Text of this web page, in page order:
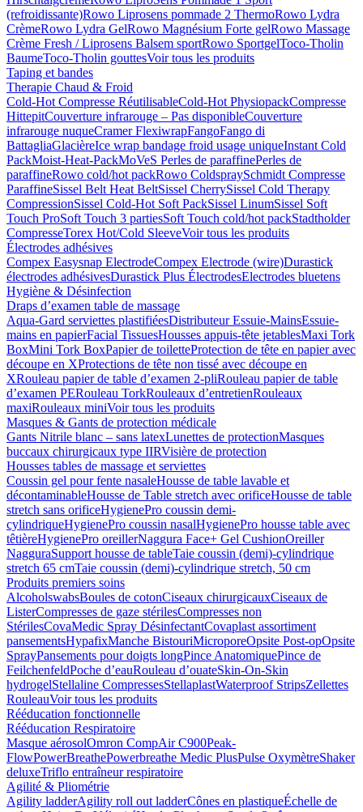
(refroidissante)Rowo Liprosens pommade 2 ThermoRowo Lydra
CrèmeRowo Lydra GelRowo Magnésium Forte gelRowo Massage
Crème Fresh / Liprosens Balsem sportRowo SportgelToco-Tholin
BaumeToco-Tholin gouttesVoir tous les produits
Taping et bandes
Therapie Chaud & Froid
Cold-Hot Compresse RéutilisableCold-Hot PhysiopackCompresse
HittepitCouverture infrarouge – Pas disponibleCouverture
infrarouge nuqueCramer FlexiwrapFangoFango di
BattagliaGlacièreIce wrap bandage froid usage uniqueInstant Cold
PackMoist-Heat-PackMoVeS Perles de paraffinePerles de
paraffineRowo cold/hot packRowo ColdspraySchmidt Compresse
ParaffineSissel Belt Heat BeltSissel CherrySissel Cold Therapy
CompressionSissel Cold-Hot Soft PackSissel LinumSissel Soft
Touch ProSoft Touch 3 partiesSoft Touch cold/hot packStadtholder
CompresseTorex Hot/Cold SleeveVoir tous les produits
Électrodes adhésives
Compex Easysnap ElectrodeCompex Electrode (wire)Durastick
électrodes adhésivesDurastick Plus ÉlectrodesElectrodes bluetens
Hygiène & Désinfection
Draps d’examen table de massage
Aqua-Gard serviettes plastifiéesDistributeur Essuie-MainsEssuie-
mains en papierFacial TissuesHousses appuis-tête jetablesMaxi Tork
BoxMini Tork BoxPapier de toiletteProtection de tête en papier avec
découpe en XProtections de tête non tissé avec découpe en
XRouleau papier de table d’examen 2-pliRouleau papier de table
d’examen PERouleau TorkRouleaux d’entretienRouleaux
maxiRouleaux miniVoir tous les produits
Masques & Gants de protection médicale
Gants Nitrile blanc – sans latexLunettes de protectionMasques
buccaux chirurgicaux type IIRVisière de protection
Housses tables de massage et serviettes
Coussin gel pour fente nasaleHousse de table lavable et
décontaminableHousse de Table stretch avec orificeHousse de table
stretch sans orificeHygienePro coussin demi-
cylindriqueHygienePro coussin nasalHygienePro housse table avec
têtièreHygienePro oreillerNaggura Face+ Gel CushionOreiller
NagguraSupport housse de tableTaie coussin (demi)-cylindrique
stretch 65 cmTaie coussin (demi)-cylindrique stretch, 50 cm
Produits premiers soins
AlcoholswabsBoules de cotonCiseaux chirurgicauxCiseaux de
ListerCompresses de gaze stérilesCompresses non
StérilesCovaMedic Spray DésinfectantCovaplast assortiment
pansementsHypafixManche BistouriMicroporeOpsite Post-opOpsite
SprayPansements pour doigts longPince AnatomiquePince de
FeilchenfeldPoche d’eauRouleau d’ouateSkin-On-Skin
hydrogelStellaline CompressesStellaplastWaterproof StripsZellettes
RouleauVoir tous les produits
Rééducation fonctionnelle
Rééducation Respiratoire
Masque aérosolOmron CompAir C900Peak-
FlowPowerBreathePowerbreathe Medic PlusPulse OxymètreShaker
deluxeTriflo entraîneur respiratoire
Agilité & Pliométrie
Agility ladderAgility roll out ladderCônes en plastiqueÉchelle de